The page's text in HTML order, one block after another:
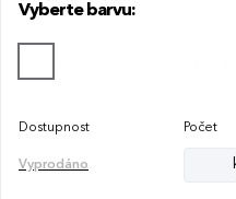
Vyberte barvu:
Dostupnost Počet
Vyprodáno